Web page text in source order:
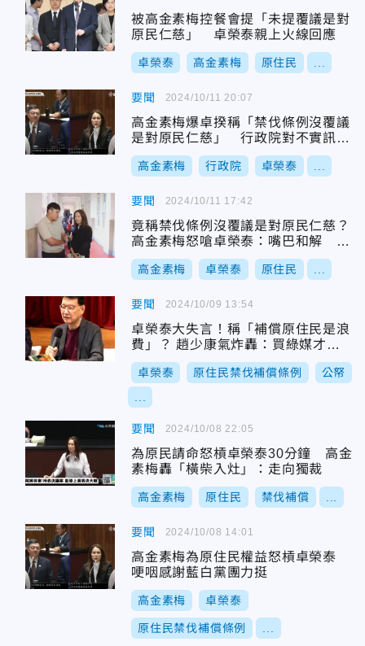
被高金素梅控餐會提「未提覆議是對
原民仁慈」 卓榮泰親上火線回應
卓榮泰 高金素梅 原住民
要聞
高金素梅爆卓揆稱「禁伐條例沒覆議
是對原民仁慈」 行政院對不實訊息
感到疑惑
高金素梅 行政院 卓榮泰
2024/10/11 20:07
要聞
竟稱禁伐條例沒覆議是對原民仁慈？
高金素梅怒嗆卓榮泰：嘴巴和解 手
插刀
高金素梅 卓榮泰 原住民
2024/10/11 17:42
要聞
卓榮泰大失言！稱「補償原住民是浪
費」？ 趙少康氣炸轟：買綠媒才浪
費公帑
卓榮泰 原住民禁伐補償條例 公帑
2024/10/09 13:54
要聞
為原民請命怒槓卓榮泰30分鐘 高金
素梅轟「橫柴入灶」：走向獨裁
高金素梅 原住民 禁伐補償
2024/10/08 22:05
要聞
高金素梅為原住民權益怒槓卓榮泰
哽咽感謝藍白黨團力挺
高金素梅 卓榮泰
原住民禁伐補償條例
2024/10/08 14:01